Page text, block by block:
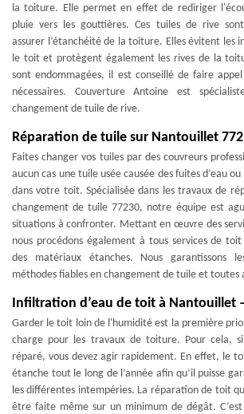
la toiture. Elle permet en effet de rediriger
pluie vers les gouttières. Ces tuiles de rive
assurer l’étanchéité de la toiture. Elles évitent les
le toit et protègent également les rives de la
sont endommagées, il est conseillé de faire
nécessaires. Couverture Antoine est
changement de tuile de rive.
Réparation de tuile sur Nantouillet
Faites changer vos tuiles par des couvreurs
aucun cas une tuile usée causée des fuites d’eau
dans votre toit. Spécialisée dans les travaux de
changement de tuile 77230, notre équipe est
situations à confronter. Mettant en œuvre des
nous procédons également à tous services de
des matériaux étanches. Nous garantissons
méthodes fiables en changement de tuile et toutes
Infiltration d’eau de toit à Nantouillet
Garder le toit loin de l'humidité est la première
charge pour les travaux de toiture. Pour cela,
réparé, vous devez agir rapidement. En effet, le
étanche tout le long de l’année afin qu’il puisse
les différentes intempéries. La réparation de toit
être faite même sur un minimum de dégât.